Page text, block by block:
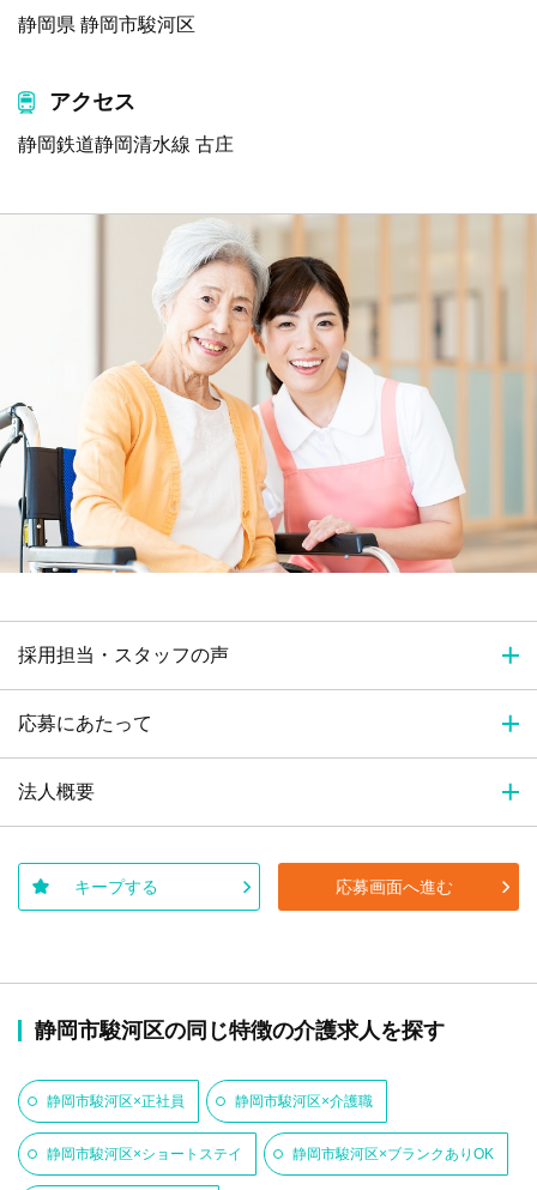
静岡県 静岡市駿河区
アクセス
静岡鉄道静岡清水線 古庄
採用担当・スタッフの声
応募にあたって
法人概要
キープする 応募画面へ進む
静岡市駿河区の同じ特徴の介護求人を探す
静岡市駿河区×正社員 静岡市駿河区×介護職
静岡市駿河区×ショートステイ 静岡市駿河区×ブランクありOK